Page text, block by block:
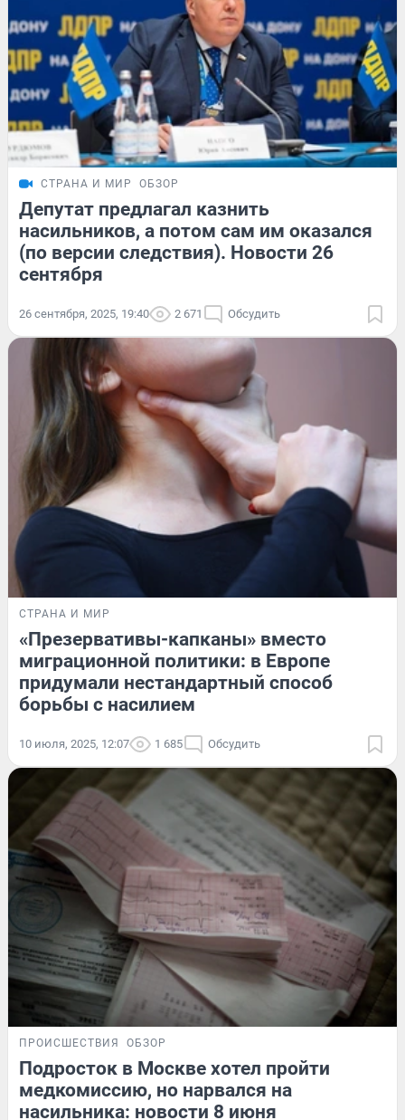
СТРАНА И МИР ОБЗОР
Депутат предлагал казнить
насильников, а потом сам им оказался
(по версии следствия). Новости 26
сентября
26 сентября, 2025, 19:40 2 671 Обсудить
СТРАНА И МИР
«Презервативы-капканы» вместо
миграционной политики: в Европе
придумали нестандартный способ
борьбы с насилием
10 июля, 2025, 12:07 1 685 Обсудить
ПРОИСШЕСТВИЯ ОБЗОР
Подросток в Москве хотел пройти
медкомиссию, но нарвался на
насильника: новости 8 июня